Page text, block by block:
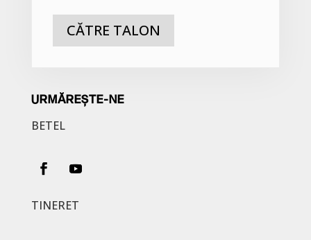
CĂTRE TALON
URMĂREȘTE-NE
BETEL
TINERET